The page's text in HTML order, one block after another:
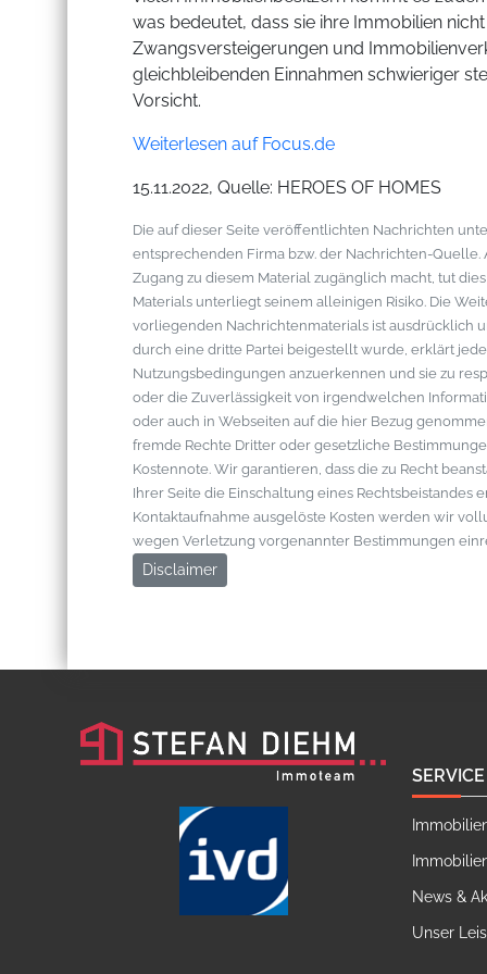
was bedeutet, dass sie ihre Immobilien
Zwangsversteigerungen und
gleichbleibenden Einnahmen schwieriger
Vorsicht.
Weiterlesen auf Focus.de
15.11.2022, Quelle: HEROES OF HOMES
Die auf dieser Seite veröffentlichten Nachrichten
entsprechenden Firma bzw. der Nachrichten-
Zugang zu diesem Material zugänglich macht, tut
Materials unterliegt seinem alleinigen Risiko. Die
vorliegenden Nachrichtenmaterials ist ausdrücklich
durch eine dritte Partei beigestellt wurde, erklärt
Nutzungsbedingungen anzuerkennen und sie zu
oder die Zuverlässigkeit von irgendwelchen
oder auch in Webseiten auf die hier Bezug
fremde Rechte Dritter oder gesetzliche
Kostennote. Wir garantieren, dass die zu Recht
Ihrer Seite die Einschaltung eines
Kontaktaufnahme ausgelöste Kosten werden wir
wegen Verletzung vorgenannter Bestimmungen
Disclaimer
SERVICE
News &
Unser